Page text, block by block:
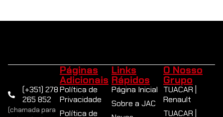
(+351) 278
265 852
(chamada para
Páginas
Adicionais
Política de
Privacidade
Política de
Links
Rápidos
Página Inicial
Sobre a JAC
O Nosso
Grupo
TUACAR |
Renault
TUACAR |